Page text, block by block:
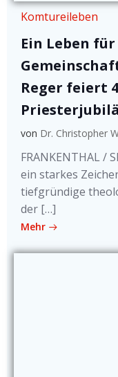
Komtureileben
Ein Leben
Reger feiert
von Dr. Christopher
FRANKENTHAL /
ein starkes
tiefgründige
der […]
Mehr